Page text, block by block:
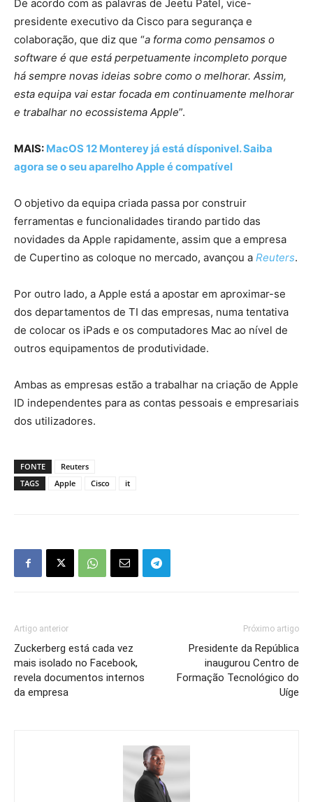
De acordo com as palavras de Jeetu Patel, vice-
presidente executivo da Cisco para segurança e
colaboração, que diz que “a forma como pensamos o
software é que está perpetuamente incompleto porque
há sempre novas ideias sobre como o melhorar. Assim,
esta equipa vai estar focada em continuamente melhorar
e trabalhar no ecossistema Apple”.
MAIS: MacOS 12 Monterey já está dísponivel. Saiba
agora se o seu aparelho Apple é compatível
O objetivo da equipa criada passa por construir
ferramentas e funcionalidades tirando partido das
novidades da Apple rapidamente, assim que a empresa
de Cupertino as coloque no mercado, avançou a Reuters.
Por outro lado, a Apple está a apostar em aproximar-se
dos departamentos de TI das empresas, numa tentativa
de colocar os iPads e os computadores Mac ao nível de
outros equipamentos de produtividade.
Ambas as empresas estão a trabalhar na criação de Apple
ID independentes para as contas pessoais e empresariais
dos utilizadores.
FONTE
Reuters
TAGS
Apple Cisco it
Artigo anterior
Zuckerberg está cada vez
mais isolado no Facebook,
revela documentos internos
da empresa
Próximo artigo
Presidente da República
inaugurou Centro de
Formação Tecnológico do
Uíge